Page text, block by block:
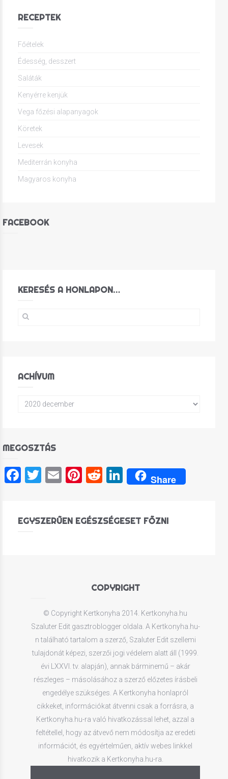
RECEPTEK
Főételek
Édesség, desszert
Saláták
Kenyérre kenjük
Vega főzési alapanyagok
Köretek
Levesek
Mediterrán konyha
Magyaros konyha
FACEBOOK
KERESÉS A HONLAPON…
ACHÍVUM
MEGOSZTÁS
Facebook
Twitter
EmailPinterest
RedditLinkedIn
Share
EGYSZERŰEN EGÉSZSÉGESET FŐZNI
COPYRIGHT
© Copyright Kertkonyha 2014. Kertkonyha.hu
Szaluter Edit gasztroblogger oldala. A Kertkonyha.hu-
n található tartalom a szerző, Szaluter Edit szellemi
tulajdonát képezi, szerzői jogi védelem alatt áll (1999.
évi LXXVI. tv. alapján), annak bárminemű – akár
részleges – másolásához a szerző előzetes írásbeli
engedélye szükséges. A Kertkonyha honlapról
cikkeket, információkat átvenni csak a forrásra, a
Kertkonyha.hu-ra való hivatkozással lehet, azzal a
feltétellel, hogy az átvevő nem módosítja az eredeti
információt, és egyértelműen, aktív webes linkkel
hivatkozik a Kertkonyha.hu-ra.